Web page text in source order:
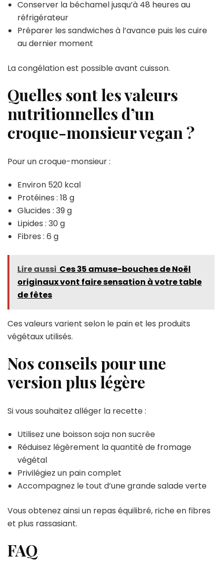
Conserver la béchamel jusqu’à 48 heures au
réfrigérateur
Préparer les sandwiches à l’avance puis les cuire
au dernier moment
La congélation est possible avant cuisson.
Quelles sont les valeurs
nutritionnelles d’un
croque-monsieur vegan ?
Pour un croque-monsieur :
Environ 520 kcal
Protéines : 18 g
Glucides : 39 g
Lipides : 30 g
Fibres : 6 g
Lire aussi Ces 35 amuse-bouches de Noël
originaux vont faire sensation à votre table
de fêtes
Ces valeurs varient selon le pain et les produits
végétaux utilisés.
Nos conseils pour une
version plus légère
Si vous souhaitez alléger la recette :
Utilisez une boisson soja non sucrée
Réduisez légèrement la quantité de fromage
végétal
Privilégiez un pain complet
Accompagnez le tout d’une grande salade verte
Vous obtenez ainsi un repas équilibré, riche en fibres
et plus rassasiant.
FAQ